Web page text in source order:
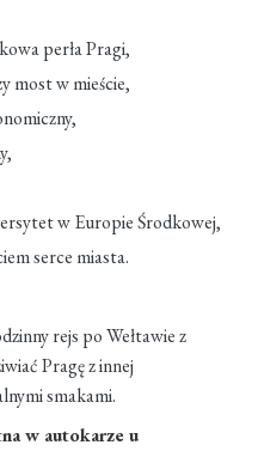
perła Pragi,
most w mieście,
w Europie Środkowej,
serce miasta.
rejs po Wełtawie z
Pragę z innej
smakami.
w autokarze u